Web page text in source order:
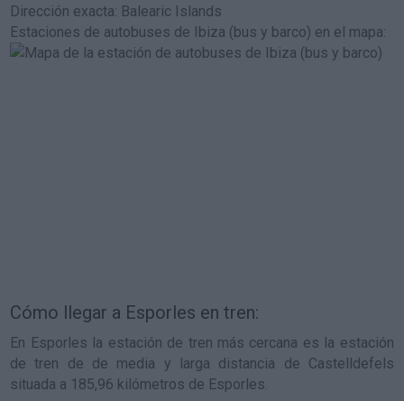
Dirección exacta: Balearic Islands
Estaciones de autobuses de Ibiza (bus y barco) en el mapa:
Cómo llegar a Esporles en tren:
En Esporles la estación de tren más cercana es la estación
de tren de de media y larga distancia de Castelldefels
situada a 185,96 kilómetros de Esporles.